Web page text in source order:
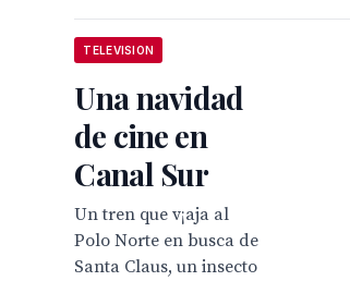
TELEVISION
Una navidad
de cine en
Canal Sur
Un tren que v¡aja al
Polo Norte en busca de
Santa Claus, un insecto